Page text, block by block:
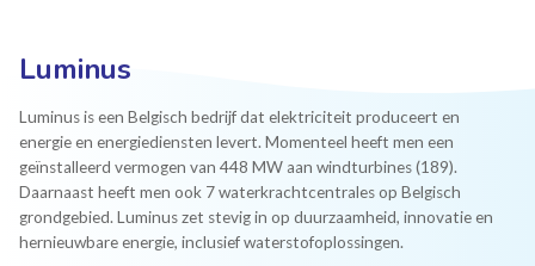
Luminus
Luminus is een Belgisch bedrijf dat elektriciteit produceert en
energie en energiediensten levert. Momenteel heeft men een
geïnstalleerd vermogen van 448 MW aan windturbines (189).
Daarnaast heeft men ook 7 waterkrachtcentrales op Belgisch
grondgebied. Luminus zet stevig in op duurzaamheid, innovatie en
hernieuwbare energie, inclusief waterstofoplossingen.